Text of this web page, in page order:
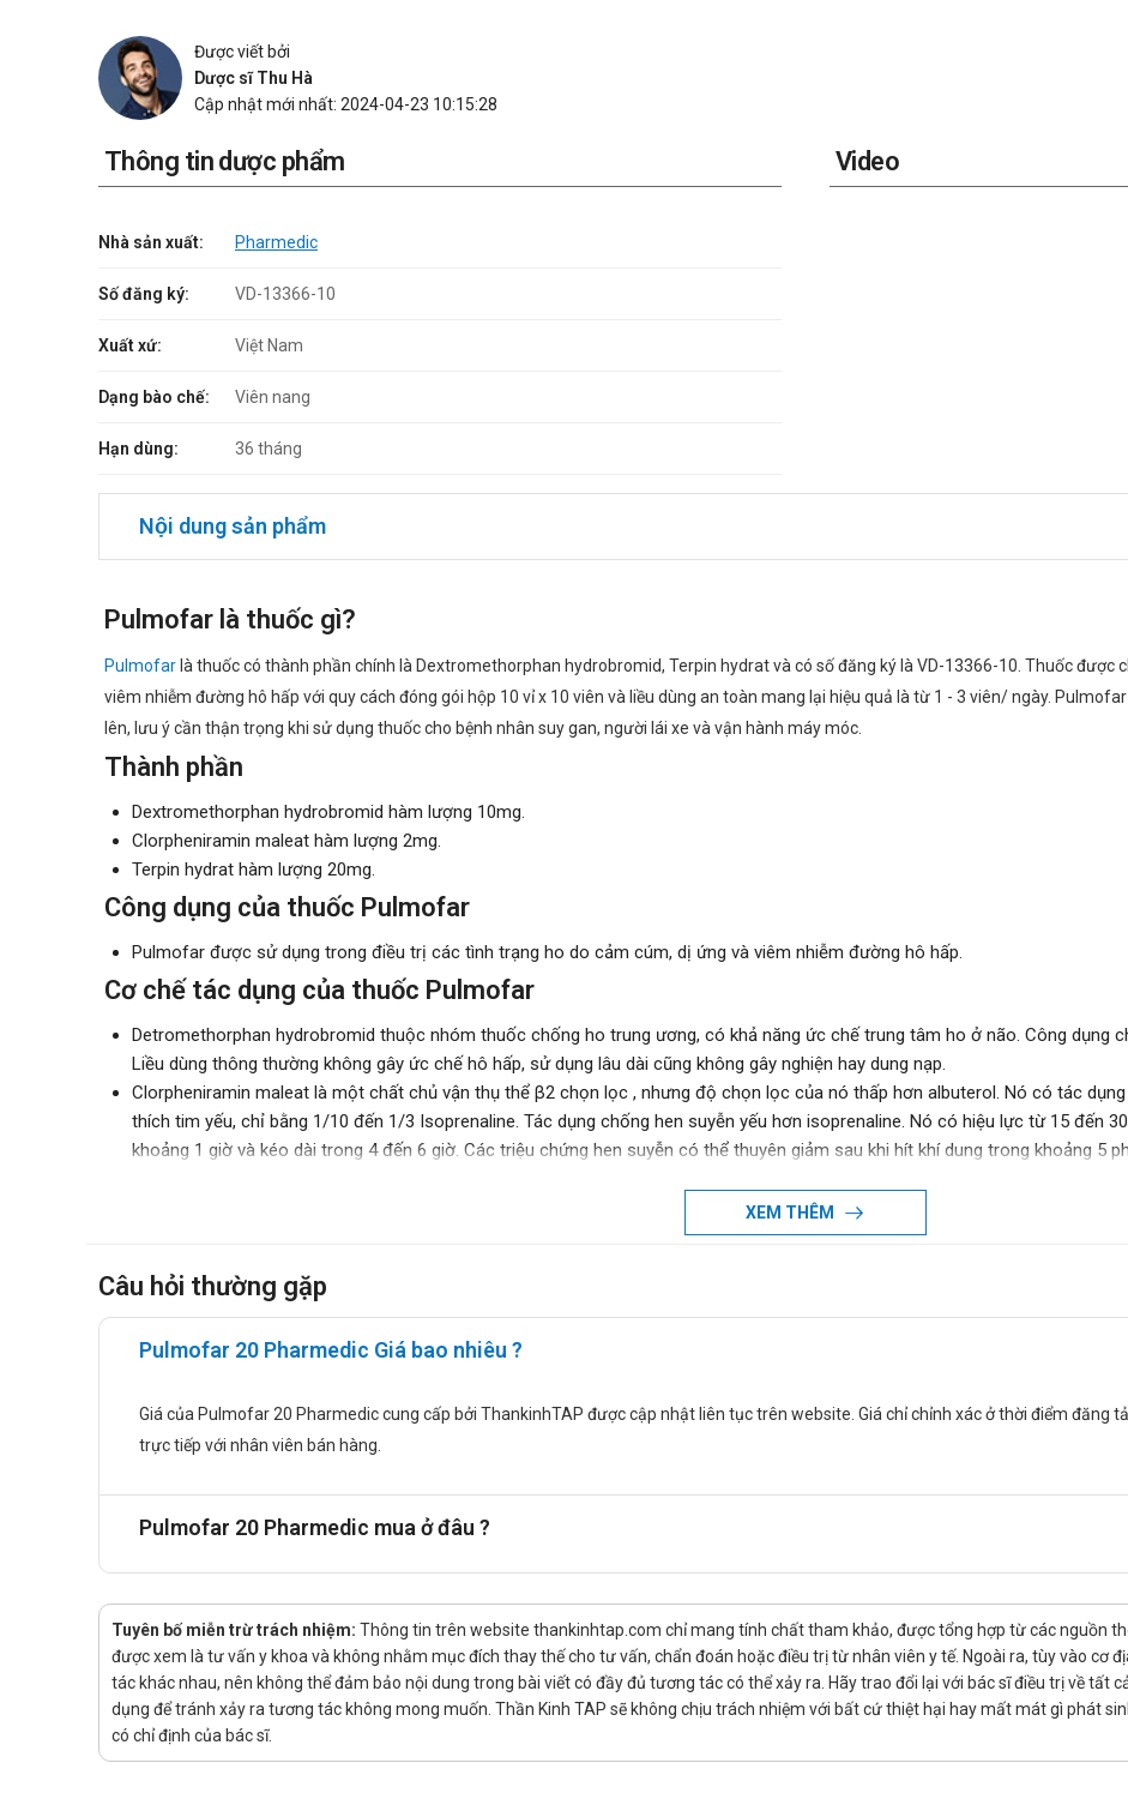
Được viết bởi
Dược sĩ Thu Hà
Cập nhật mới nhất: 2024-04-23 10:15:28
Thông tin dược phẩm
Nhà sản xuất: Pharmedic
Số đăng ký: VD-13366-10
Xuất xứ: Việt Nam
Dạng bào chế: Viên nang
Hạn dùng: 36 tháng
Video
Nội dung sản phẩm
Pulmofar là thuốc gì?
Pulmofar là thuốc có thành phần chính là Dextromethorphan hydrobromid, Terpin hydrat và có số đăng ký là VD-13366-10. Thuốc được
viêm nhiễm đường hô hấp với quy cách đóng gói hộp 10 vỉ x 10 viên và liều dùng an toàn mang lại hiệu quả là từ 1 - 3 viên/ ngày.
lên, lưu ý cần thận trọng khi sử dụng thuốc cho bệnh nhân suy gan, người lái xe và vận hành máy móc.
Thành phần
Dextromethorphan hydrobromid hàm lượng 10mg.
Clorpheniramin maleat hàm lượng 2mg.
Terpin hydrat hàm lượng 20mg.
Công dụng của thuốc Pulmofar
Pulmofar được sử dụng trong điều trị các tình trạng ho do cảm cúm, dị ứng và viêm nhiễm đường hô hấp.
Cơ chế tác dụng của thuốc Pulmofar
Detromethorphan hydrobromid thuộc nhóm thuốc chống ho trung ương, có khả năng ức chế trung tâm ho ở não. Công dụng
Liều dùng thông thường không gây ức chế hô hấp, sử dụng lâu dài cũng không gây nghiện hay dung nạp.
Clorpheniramin maleat là một chất chủ vận thụ thể β2 chọn lọc , nhưng độ chọn lọc của nó thấp hơn albuterol. Nó có tác
thích tim yếu, chỉ bằng 1/10 đến 1/3 Isoprenaline. Tác dụng chống hen suyễn yếu hơn isoprenaline. Nó có hiệu lực từ 15 đến
khoảng 1 giờ và kéo dài trong 4 đến 6 giờ. Các triệu chứng hen suyễn có thể thuyên giảm sau khi hít khí dung trong khoảng 5
tính, nhiễm trùng đường hô hấp trên và các bệnh viêm nhiễm. Nó thường được điều chế dưới dạng chế phẩm kết hợp với thuốc
chức năng niêm mạc thông qua tác dụng trực tiếp lên trên các tế bào tiết phế quản của đường hô hấp dưới để tăng cường
hạ độ nhớt của chất nhầy.
Liều dùng:
Trẻ em từ 5 đến 15 tuổi: 1-3 viên/ngày.
Chống chỉ định
Không dùng thuốc trong những trường hợp mẫn cảm với bất kỳ thành phần nào của thuốc.
Những bệnh nhân đang điều trị bằng IMA, tiền sử suy hô hấp và hen phế quản.
Bệnh nhân bị bí tiểu, glocom góc đóng.
Tác dụng phụ của thuốc Pulmofar
XEM THÊM
Câu hỏi thường gặp
Pulmofar 20 Pharmedic Giá bao nhiêu ?
Giá của Pulmofar 20 Pharmedic cung cấp bởi ThankinhTAP được cập nhật liên tục trên website. Giá chỉ chỉnh xác ở thời điểm đăng
trực tiếp với nhân viên bán hàng.
Pulmofar 20 Pharmedic mua ở đâu ?
Tuyên bố miễn trừ trách nhiệm: Thông tin trên website thankinhtap.com chỉ mang tính chất tham khảo, được tổng hợp từ các nguồn
được xem là tư vấn y khoa và không nhằm mục đích thay thế cho tư vấn, chẩn đoán hoặc điều trị từ nhân viên y tế. Ngoài ra, tùy vào cơ
tác khác nhau, nên không thể đảm bảo nội dung trong bài viết có đầy đủ tương tác có thể xảy ra. Hãy trao đổi lại với bác sĩ điều trị về tất
dụng để tránh xảy ra tương tác không mong muốn. Thần Kinh TAP sẽ không chịu trách nhiệm với bất cứ thiệt hại hay mất mát gì phát
có chỉ định của bác sĩ.